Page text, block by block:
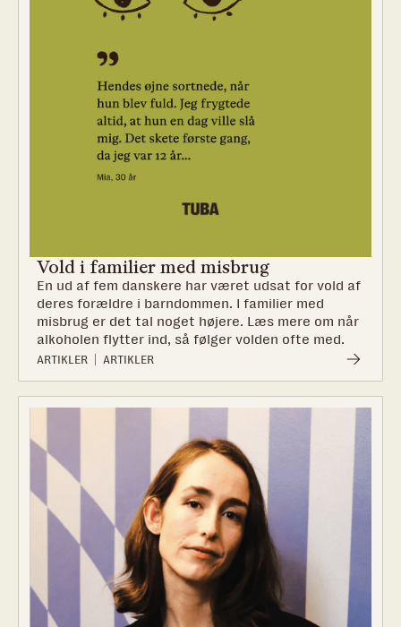
Vold i familier med misbrug
En ud af fem danskere har været udsat for vold af
deres forældre i barndommen. I familier med
misbrug er det tal noget højere. Læs mere om når
alkoholen flytter ind, så følger volden ofte med.
ARTIKLER ARTIKLER